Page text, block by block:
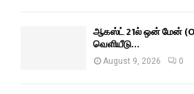
ஆகஸ்ட் 21ல் ஒன் மேன்
வெளியீடு…
August 9, 2026 0